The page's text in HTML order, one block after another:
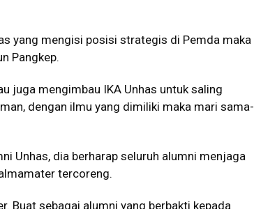
yang mengisi posisi strategis di Pemda maka
Pangkep.
juga mengimbau IKA Unhas untuk saling
dengan ilmu yang dimiliki maka mari sama-
Unhas, dia berharap seluruh alumni menjaga
tercoreng.
Buat sebagai alumni yang berbakti kepada